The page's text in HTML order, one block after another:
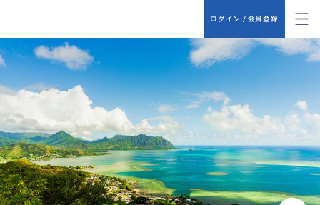
ログイン / 会員登録